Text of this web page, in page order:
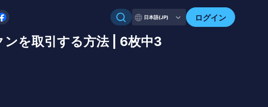
日本語(JP) ログイン
ンを取引する方法 | 6枚中3